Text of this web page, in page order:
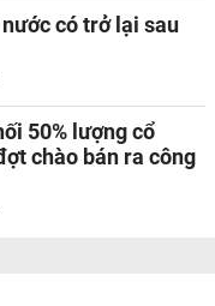
có trở lại sau
50% lượng cổ
chào bán ra công